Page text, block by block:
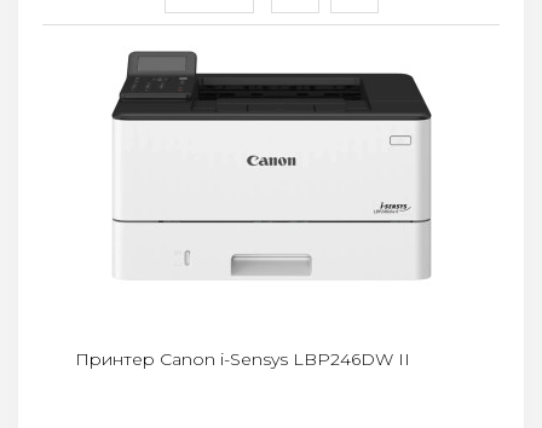
Принтер Canon i-Sensys LBP246DW II